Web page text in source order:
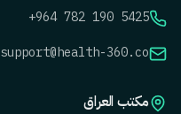
+964 782 190 5425
support@health-360.co
مكتب العراق